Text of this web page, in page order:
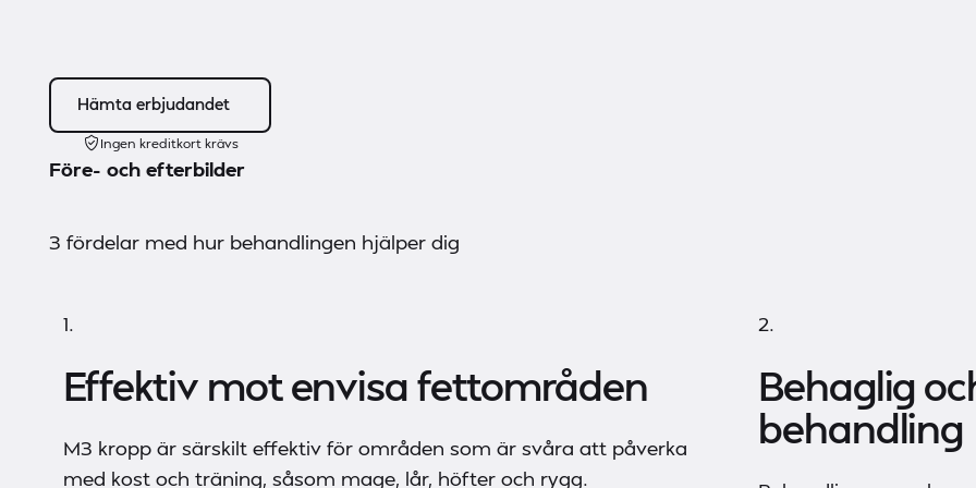
Hämta erbjudandet
Ingen kreditkort krävs
Före- och efterbilder
3 fördelar med hur behandlingen hjälper dig
1.
Effektiv mot envisa fettområden
M3 kropp är särskilt effektiv för områden som är svåra att påverka
med kost och träning, såsom mage, lår, höfter och rygg.
2.
Behaglig
behandling